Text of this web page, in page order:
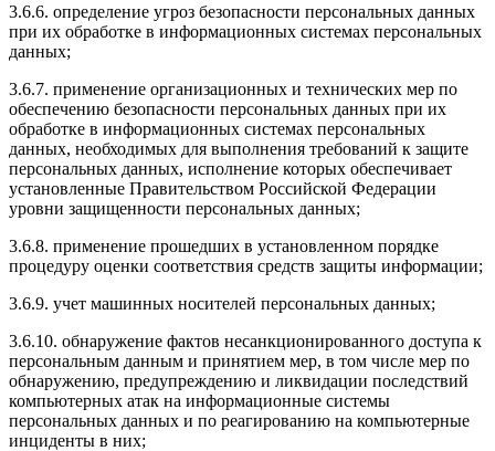
3.6.6. определение угроз безопасности персональных данных
при их обработке в информационных системах персональных
данных;
3.6.7. применение организационных и технических мер по
обеспечению безопасности персональных данных при их
обработке в информационных системах персональных
данных, необходимых для выполнения требований к защите
персональных данных, исполнение которых обеспечивает
установленные Правительством Российской Федерации
уровни защищенности персональных данных;
3.6.8. применение прошедших в установленном порядке
процедуру оценки соответствия средств защиты информации;
3.6.9. учет машинных носителей персональных данных;
3.6.10. обнаружение фактов несанкционированного доступа к
персональным данным и принятием мер, в том числе мер по
обнаружению, предупреждению и ликвидации последствий
компьютерных атак на информационные системы
персональных данных и по реагированию на компьютерные
инциденты в них;